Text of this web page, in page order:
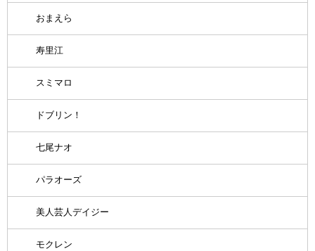
おまえら
寿里江
スミマロ
ドブリン！
七尾ナオ
パラオーズ
美人芸人デイジー
モクレン